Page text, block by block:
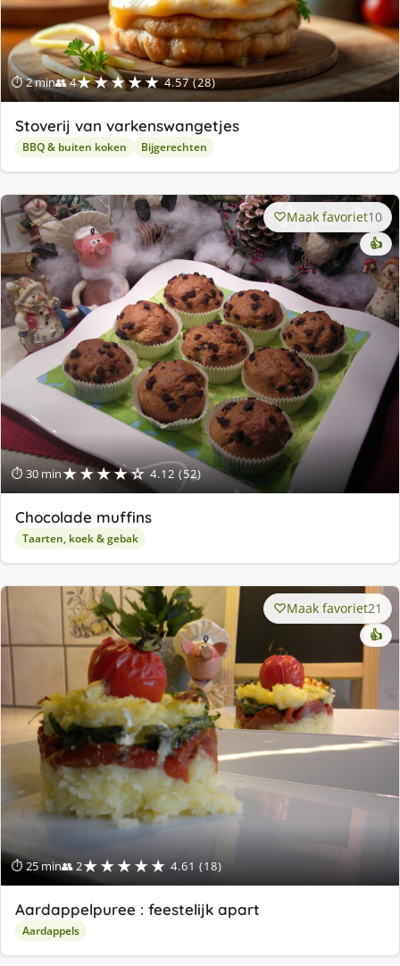
⏱ 2 min👥 4★★★★★ 4.57 (28)
Stoverij van varkenswangetjes
BBQ & buiten koken Bijgerechten
⏱ 30 min★★★★☆ 4.12 (52)
Maak favoriet10
👍
Chocolade muffins
Taarten, koek & gebak
⏱ 25 min👥 2★★★★★ 4.61 (18)
Maak favoriet21
👍
Aardappelpuree : feestelijk apart
Aardappels